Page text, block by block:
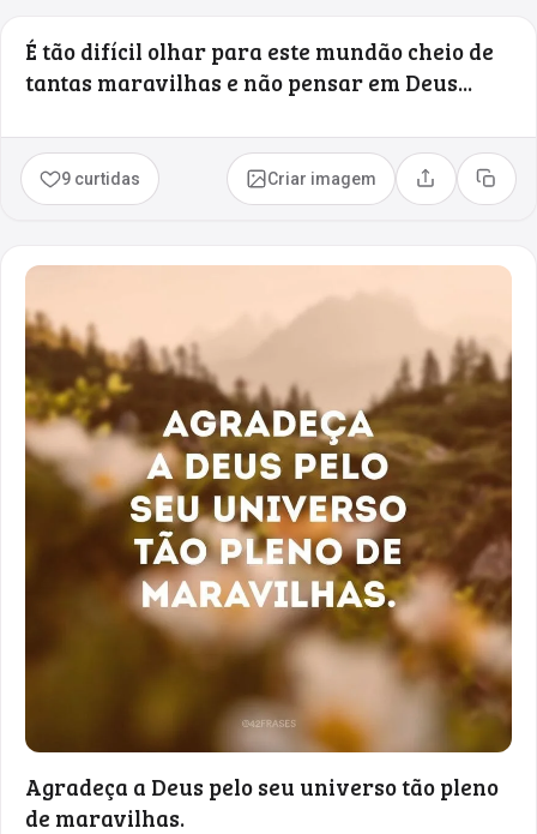
É tão difícil olhar para este mundão cheio de
tantas maravilhas e não pensar em Deus...
9 curtidas Criar imagem Compartilhar
Copiar
Agradeça a Deus pelo seu universo tão pleno
de maravilhas.